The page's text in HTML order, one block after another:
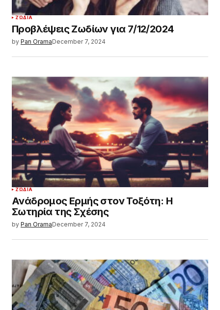
ΖΏΔΙΑ
Προβλέψεις Ζωδίων για 7/12/2024
by Pan OramaDecember 7, 2024
ΖΏΔΙΑ
Ανάδρομος Ερμής στον Τοξότη: Η
Σωτηρία της Σχέσης
by Pan OramaDecember 7, 2024